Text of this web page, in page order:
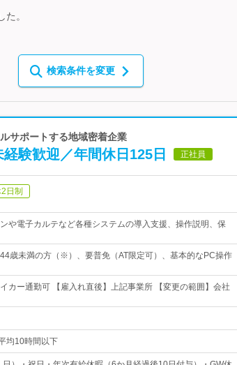
。
検索条件を変更
サポートする地域密着企業
験歓迎／年間休日125日 正社員
日制
や電子カルテなど各種システムの導入支援、操作説明、保
歳未満の方（※）、要普免（AT限定可）、基本的なPC操作
カー通勤可 【雇入れ直後】上記事業所 【変更の範囲】会社
均10時間以下